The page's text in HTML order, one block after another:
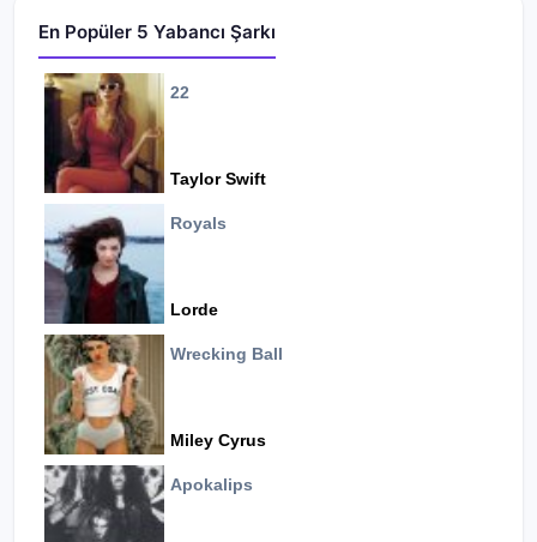
En Popüler 5 Yabancı Şarkı
22
Taylor Swift
Royals
Lorde
Wrecking Ball
Miley Cyrus
Apokalips